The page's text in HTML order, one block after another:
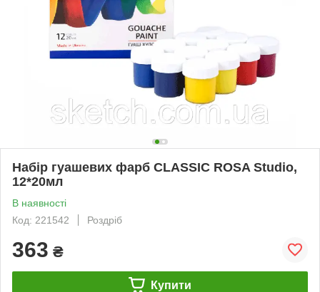
Набір гуашевих фарб CLASSIC ROSA Studio,
12*20мл
В наявності
Код: 221542
Роздріб
363 ₴
Купити